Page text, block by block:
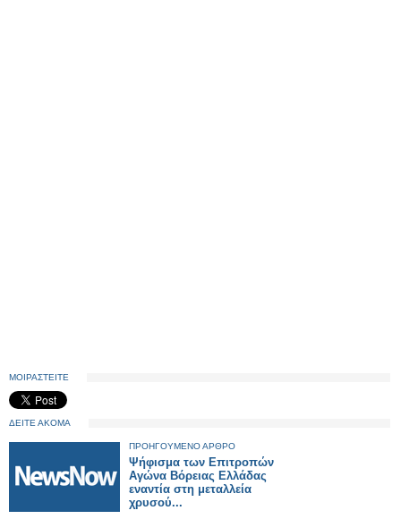
ΜΟΙΡΑΣΤΕΙΤΕ
ΔΕΙΤΕ ΑΚΟΜΑ
ΠΡΟΗΓΟΥΜΕΝΟ ΑΡΘΡΟ
Ψήφισμα των Επιτροπών
Αγώνα Βόρειας Ελλάδας
εναντία στη μεταλλεία
χρυσού...